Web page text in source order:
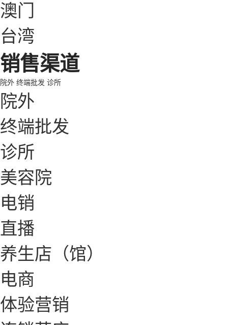
澳门
台湾
销售渠道
院外 终端批发 诊所
院外
终端批发
诊所
美容院
电销
直播
养生店（馆）
电商
体验营销